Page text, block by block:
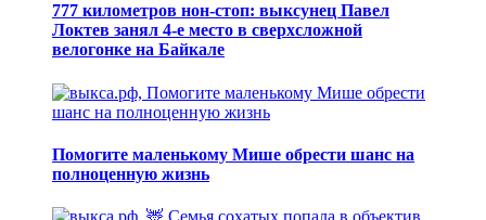
777 километров нон-стоп: выксунец Павел
Локтев занял 4-е место в сверхсложной
велогонке на Байкале
Помогите маленькому Мише обрести шанс на
полноценную жизнь